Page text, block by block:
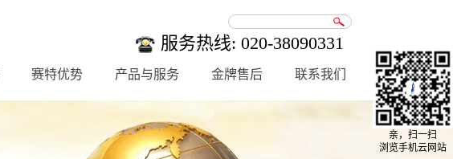
服务热线: 020-38090331
赛特优势 产品与服务 金牌售后 联系我们
亲，扫一扫
浏览手机云网站